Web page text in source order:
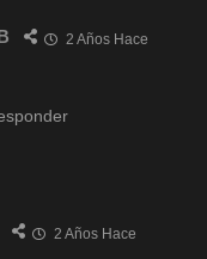
2 Años Hace
2 Años Hace